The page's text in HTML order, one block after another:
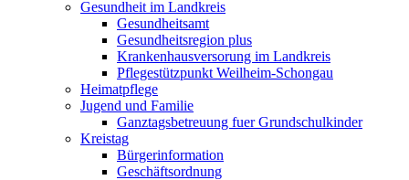
Gesundheit im Landkreis
Gesundheitsamt
Gesundheitsregion plus
Krankenhausversorung im Landkreis
Pflegestützpunkt Weilheim-Schongau
Heimatpflege
Jugend und Familie
Ganztagsbetreuung fuer Grundschulkinder
Kreistag
Bürgerinformation
Geschäftsordnung